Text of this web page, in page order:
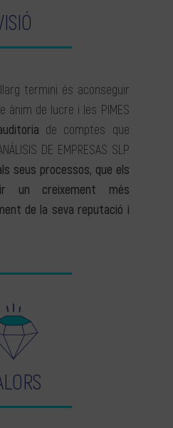
termini és aconseguir
ànim de lucre i les PIMES
de comptes que
DE EMPRESAS SLP
seus processos, que els
un creixement més
de la seva reputació i